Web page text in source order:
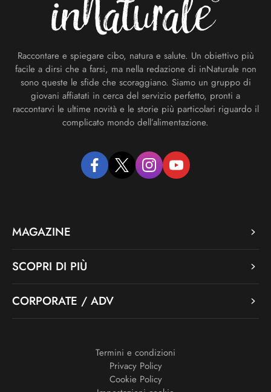
Raccontare e spiegare cibo, natura e salute. Un obiettivo più
facile a dirsi che a farsi, ma nella redazione di inNaturale non
sono queste le sfide che scoraggiano. Siamo un gruppo di
giovani affiatati in cerca del servizio perfetto, pronti a
raccontarvi le ultime novità e le storie più particolari riguardo il
complicato mondo dell’alimentazione.
facebooktwitter instagramyoutube
MAGAZINE
SCOPRI DI PIÙ
CORPORATE / ADV
Termini e condizioni
Privacy Policy
Cookie Policy